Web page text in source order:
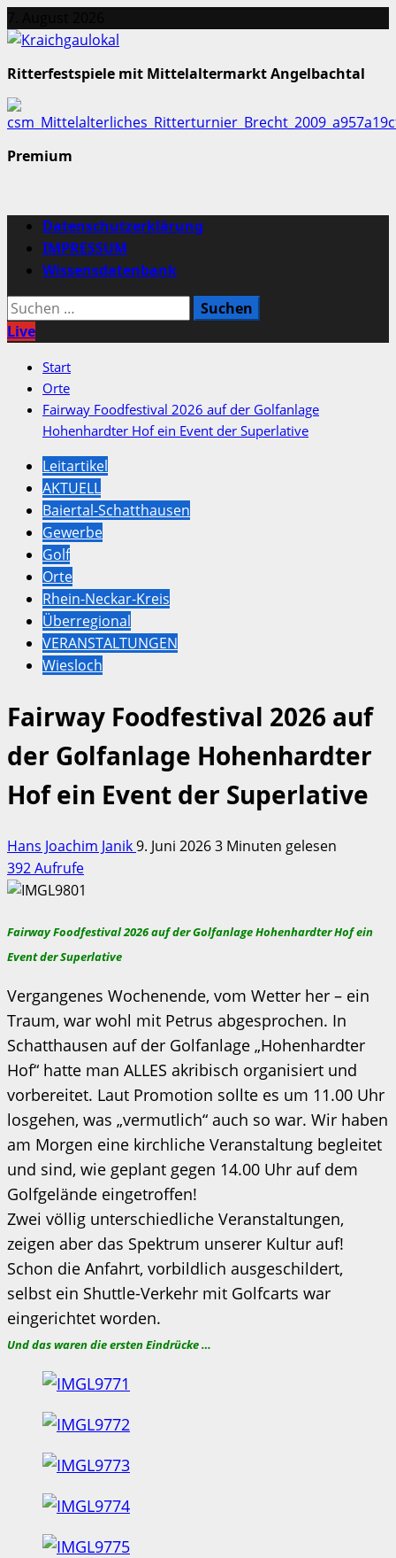
Inhalt
Ritterfestspiele mit Mittelaltermarkt Angelbachtal
Premium
Primäres
Menü
Datenschutzerklärung
IMPRESSUM
Wissensdatenbank
Suchen
nach:
Live
Start
Orte
Fairway Foodfestival 2026 auf der Golfanlage
Hohenhardter Hof ein Event der Superlative
Leitartikel
AKTUELL
Baiertal-Schatthausen
Gewerbe
Golf
Orte
Rhein-Neckar-Kreis
Überregional
VERANSTALTUNGEN
Wiesloch
Fairway Foodfestival 2026 auf
der Golfanlage Hohenhardter
Hof ein Event der Superlative
Hans Joachim Janik9. Juni 20263 Minuten gelesen
392 Aufrufe
Fairway Foodfestival 2026 auf der Golfanlage Hohenhardter Hof ein
Event der Superlative
Vergangenes Wochenende, vom Wetter her – ein
Traum, war wohl mit Petrus abgesprochen. In
Schatthausen auf der Golfanlage „Hohenhardter
Hof“ hatte man ALLES akribisch organisiert und
vorbereitet. Laut Promotion sollte es um 11.00 Uhr
losgehen, was „vermutlich“ auch so war. Wir haben
am Morgen eine kirchliche Veranstaltung begleitet
und sind, wie geplant gegen 14.00 Uhr auf dem
Golfgelände eingetroffen!
Zwei völlig unterschiedliche Veranstaltungen,
zeigen aber das Spektrum unserer Kultur auf!
Schon die Anfahrt, vorbildlich ausgeschildert,
selbst ein Shuttle-Verkehr mit Golfcarts war
eingerichtet worden.
Und das waren die ersten Eindrücke …